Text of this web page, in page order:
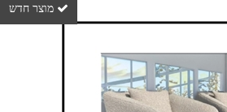
מוצר חדש